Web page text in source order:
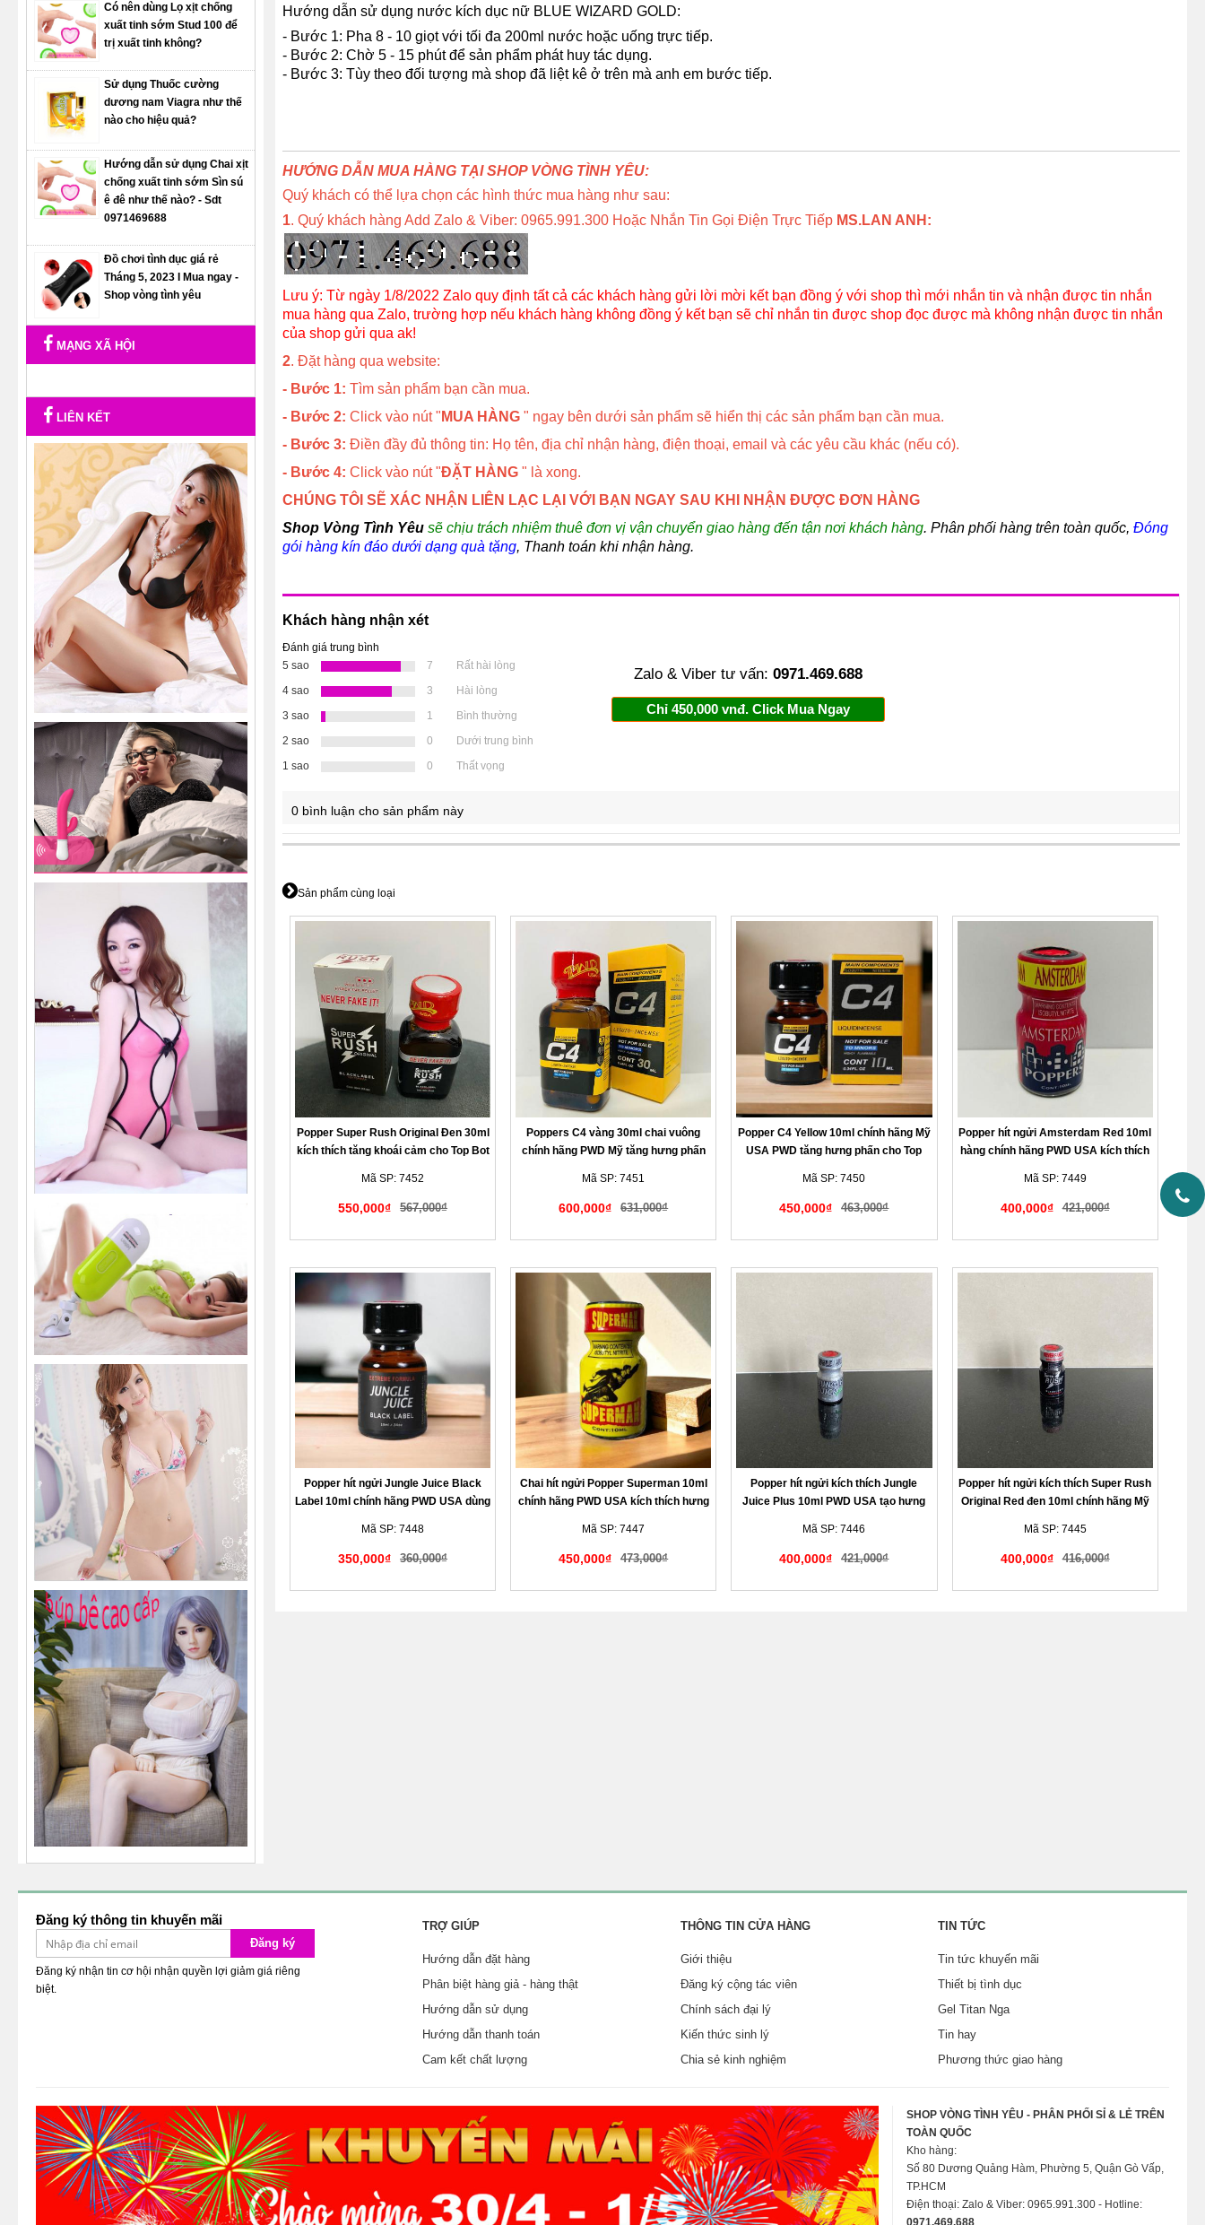
Hướng dẫn sử dụng nước kích dục nữ BLUE WIZARD GOLD:
- Bước 1: Pha 8 - 10 giọt với tối đa 200ml nước hoặc uống trực tiếp.
- Bước 2: Chờ 5 - 15 phút để sản phẩm phát huy tác dụng.
- Bước 3: Tùy theo đối tượng mà shop đã liệt kê ở trên mà anh em bước tiếp.
HƯỚNG DẪN MUA HÀNG TẠI SHOP VÒNG TÌNH YÊU:
Quý khách có thể lựa chọn các hình thức mua hàng như sau:
1. Quý khách hàng Add Zalo & Viber: 0965.991.300 Hoặc Nhắn Tin Gọi Điện Trực Tiếp MS.LAN ANH:
Lưu ý: Từ ngày 1/8/2022 Zalo quy định tất cả các khách hàng gửi lời mời kết bạn đồng ý với shop thì mới nhắn tin và nhận được tin nhắn
mua hàng qua Zalo, trường hợp nếu khách hàng không đồng ý kết bạn sẽ chỉ nhắn tin được shop đọc được mà không nhận được tin nhắn
của shop gửi qua ak!
2. Đặt hàng qua website:
- Bước 1: Tìm sản phẩm bạn cần mua.
- Bước 2: Click vào nút " MUA HÀNG" ngay bên dưới sản phẩm sẽ hiển thị các sản phẩm bạn cần mua.
- Bước 3: Điền đầy đủ thông tin: Họ tên, địa chỉ nhận hàng, điện thoại, email và các yêu cầu khác (nếu có).
- Bước 4: Click vào nút "ĐẶT HÀNG" là xong.
CHÚNG TÔI SẼ XÁC NHẬN LIÊN LẠC LẠI VỚI BẠN NGAY SAU KHI NHẬN ĐƯỢC ĐƠN HÀNG
Shop Vòng Tình Yêu sẽ chịu trách nhiệm thuê đơn vị vận chuyển giao hàng đến tận nơi khách hàng. Phân phối hàng trên toàn quốc, Đóng
gói hàng kín đáo dưới dạng quà tặng, Thanh toán khi nhận hàng.
Khách hàng nhận xét
Đánh giá trung bình
5 sao
7
Rất hài lòng
4 sao
3
Hài lòng
3 sao
1
Bình thường
2 sao
0
Dưới trung bình
1 sao
0 Thất vọng
Zalo & Viber tư vấn:0971.469.688
Chỉ 450,000 vnđ. Click Mua Ngay
0 bình luận cho sản phẩm này
Sản phẩm cùng loại
Popper Super Rush Original Đen 30ml
kích thích tăng khoái cảm cho Top Bot
Mã SP: 7452
550,000₫ 567,000₫
Poppers C4 vàng 30ml chai vuông
chính hãng PWD Mỹ tăng hưng phấn
Mã SP: 7451
600,000₫ 631,000₫
Popper C4 Yellow 10ml chính hãng Mỹ
USA PWD tăng hưng phấn cho Top
Mã SP: 7450
450,000₫ 463,000₫
Popper hít ngửi Amsterdam Red 10ml
hàng chính hãng PWD USA kích thích
Mã SP: 7449
400,000₫ 421,000₫
Popper hít ngửi Jungle Juice Black
Label 10ml chính hãng PWD USA dùng
Mã SP: 7448
350,000₫ 360,000₫
Chai hít ngửi Popper Superman 10ml
chính hãng PWD USA kích thích hưng
Mã SP: 7447
450,000₫ 473,000₫
Popper hít ngửi kích thích Jungle
Juice Plus 10ml PWD USA tạo hưng
Mã SP: 7446
400,000₫ 421,000₫
Popper hít ngửi kích thích Super Rush
Original Red đen 10ml chính hãng Mỹ
Mã SP: 7445
400,000₫ 416,000₫
Có nên dùng Lọ xịt chống
xuất tinh sớm Stud 100 để
trị xuất tinh không?
Sử dụng Thuốc cường
dương nam Viagra như thế
nào cho hiệu quả?
Hướng dẫn sử dụng Chai xịt
chống xuất tinh sớm Sìn sú
ê đê như thế nào? - Sdt
0971469688
Đồ chơi tình dục giá rẻ
Tháng 5, 2023 I Mua ngay -
Shop vòng tình yêu
MẠNG XÃ HỘI
LIÊN KẾT
Đăng ký thông tin khuyến mãi
Đăng ký
Đăng ký nhận tin cơ hội nhận quyền lợi giảm giá riêng
biệt.
TRỢ GIÚP
Hướng dẫn đặt hàng
Phân biệt hàng giả - hàng thật
Hướng dẫn sử dụng
Hướng dẫn thanh toán
Cam kết chất lượng
THÔNG TIN CỬA HÀNG
Giới thiệu
Đăng ký cộng tác viên
Chính sách đại lý
Kiến thức sinh lý
Chia sẻ kinh nghiệm
TIN TỨC
Tin tức khuyến mãi
Thiết bị tình dục
Gel Titan Nga
Tin hay
Phương thức giao hàng
SHOP VÒNG TÌNH YÊU - PHÂN PHỐI SỈ & LẺ TRÊN
TOÀN QUỐC
Kho hàng:
Số 80 Dương Quảng Hàm, Phường 5, Quận Gò Vấp,
TP.HCM
Điện thoại: Zalo & Viber: 0965.991.300 - Hotline:
0971.469.688